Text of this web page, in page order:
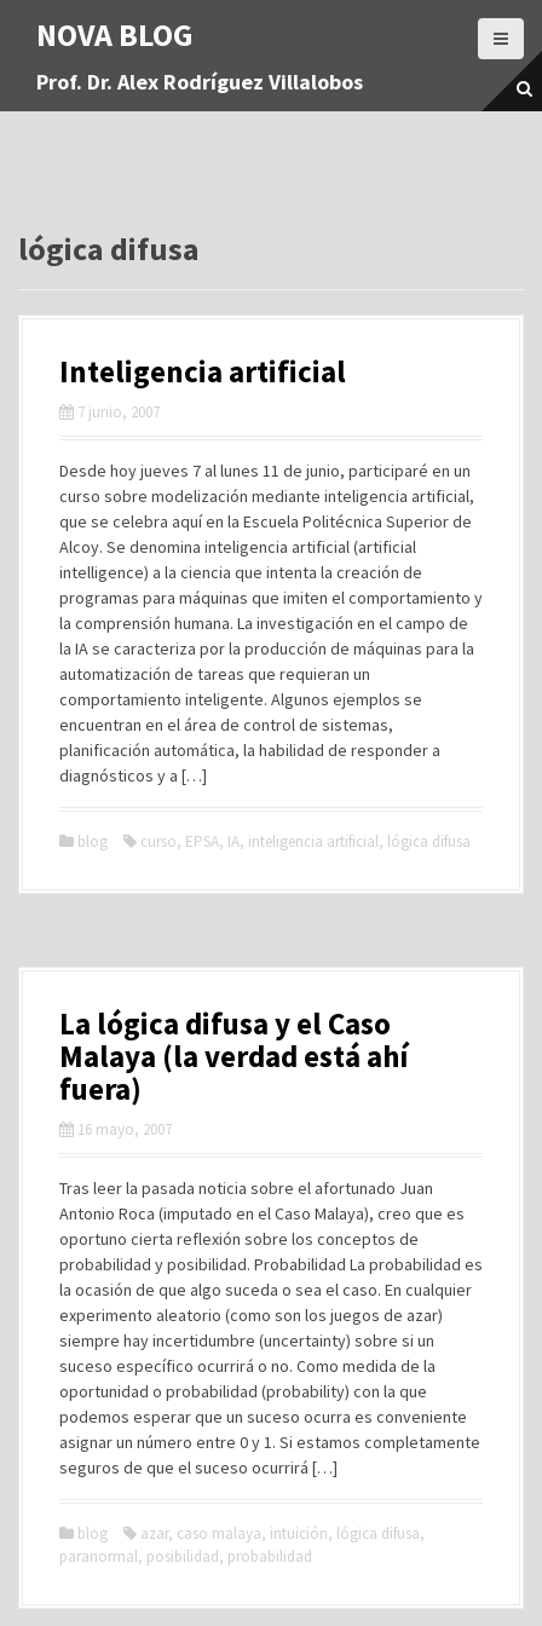
a
NOVA BLOG
Prof. Dr. Alex Rodríguez Villalobos
lógica difusa
Inteligencia artificial
7 junio, 2007
Desde hoy jueves 7 al lunes 11 de junio, participaré en un
curso sobre modelización mediante inteligencia artificial,
que se celebra aquí en la Escuela Politécnica Superior de
Alcoy. Se denomina inteligencia artificial (artificial
intelligence) a la ciencia que intenta la creación de
programas para máquinas que imiten el comportamiento y
la comprensión humana. La investigación en el campo de
la IA se caracteriza por la producción de máquinas para la
automatización de tareas que requieran un
comportamiento inteligente. Algunos ejemplos se
encuentran en el área de control de sistemas,
planificación automática, la habilidad de responder a
diagnósticos y a […]
blog curso, EPSA, IA, inteligencia artificial, lógica difusa
La lógica difusa y el Caso
Malaya (la verdad está ahí
fuera)
16 mayo, 2007
Tras leer la pasada noticia sobre el afortunado Juan
Antonio Roca (imputado en el Caso Malaya), creo que es
oportuno cierta reflexión sobre los conceptos de
probabilidad y posibilidad. Probabilidad La probabilidad es
la ocasión de que algo suceda o sea el caso. En cualquier
experimento aleatorio (como son los juegos de azar)
siempre hay incertidumbre (uncertainty) sobre si un
suceso específico ocurrirá o no. Como medida de la
oportunidad o probabilidad (probability) con la que
podemos esperar que un suceso ocurra es conveniente
asignar un número entre 0 y 1. Si estamos completamente
seguros de que el suceso ocurrirá […]
blog azar, caso malaya, intuición, lógica difusa,
paranormal, posibilidad, probabilidad